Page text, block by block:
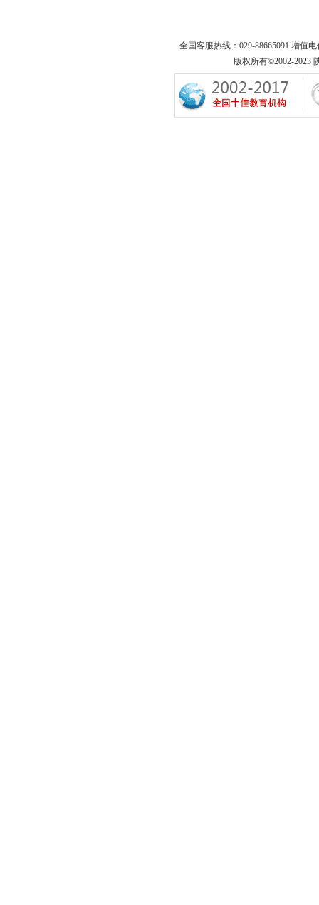
全国客服热线：029-88665091 增值
版权所有©2002-2023